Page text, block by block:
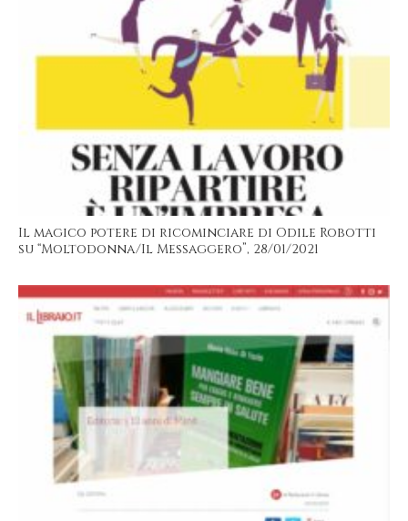
Il magico potere di ricominciare di Odile Robotti
su “Moltodonna/Il Messaggero”, 28/01/2021